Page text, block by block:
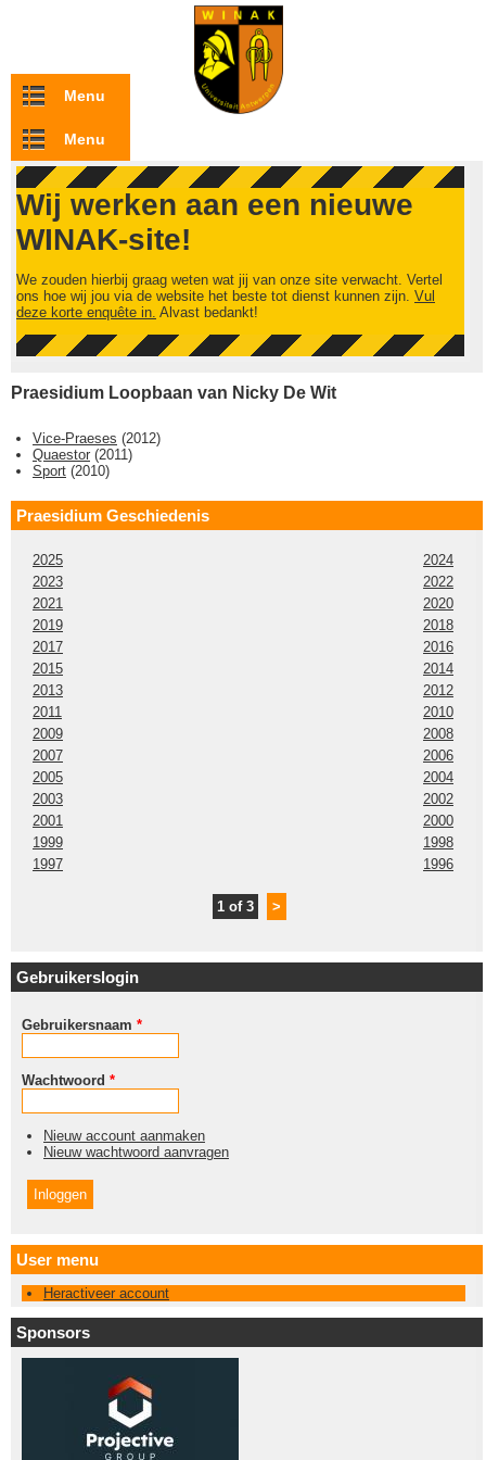
Overslaan en naar de inhoud gaan
Menu
Menu
Wij werken aan een nieuwe
WINAK-site!
We zouden hierbij graag weten wat jij van onze site verwacht. Vertel
ons hoe wij jou via de website het beste tot dienst kunnen zijn. Vul
deze korte enquête in. Alvast bedankt!
Praesidium Loopbaan van Nicky De Wit
Vice-Praeses (2012)
Quaestor (2011)
Sport (2010)
Praesidium Geschiedenis
2025
2024
2023
2022
2021
2020
2019
2018
2017
2016
2015
2014
2013
2012
2011
2010
2009
2008
2007
2006
2005
2004
2003
2002
2001
2000
1999
1998
1997
1996
1 of 3 >
Gebruikerslogin
Gebruikersnaam *
Wachtwoord *
Nieuw account aanmaken
Nieuw wachtwoord aanvragen
User menu
Heractiveer account
Sponsors